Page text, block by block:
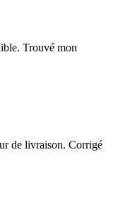
Trouvé mon
de livraison. Corrigé